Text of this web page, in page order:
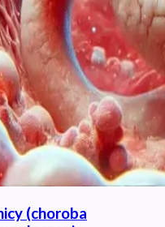
(choroba